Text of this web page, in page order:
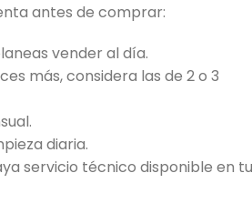
antes de comprar:
vender al día.
más, considera las de 2 o 3
diaria.
servicio técnico disponible en tu